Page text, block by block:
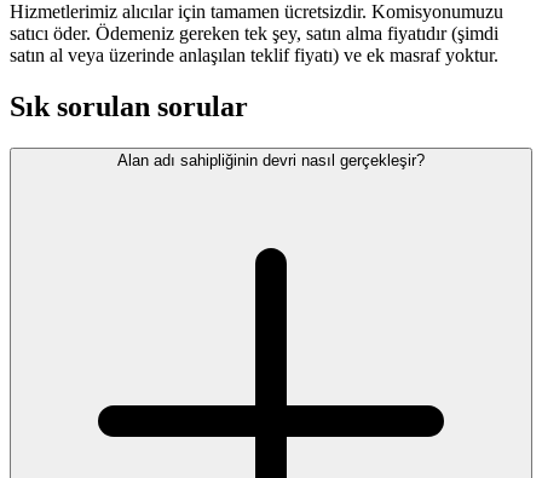
Hizmetlerimiz alıcılar için tamamen ücretsizdir. Komisyonumuzu
satıcı öder. Ödemeniz gereken tek şey, satın alma fiyatıdır (şimdi
satın al veya üzerinde anlaşılan teklif fiyatı) ve ek masraf yoktur.
Sık sorulan sorular
Alan adı sahipliğinin devri nasıl gerçekleşir?